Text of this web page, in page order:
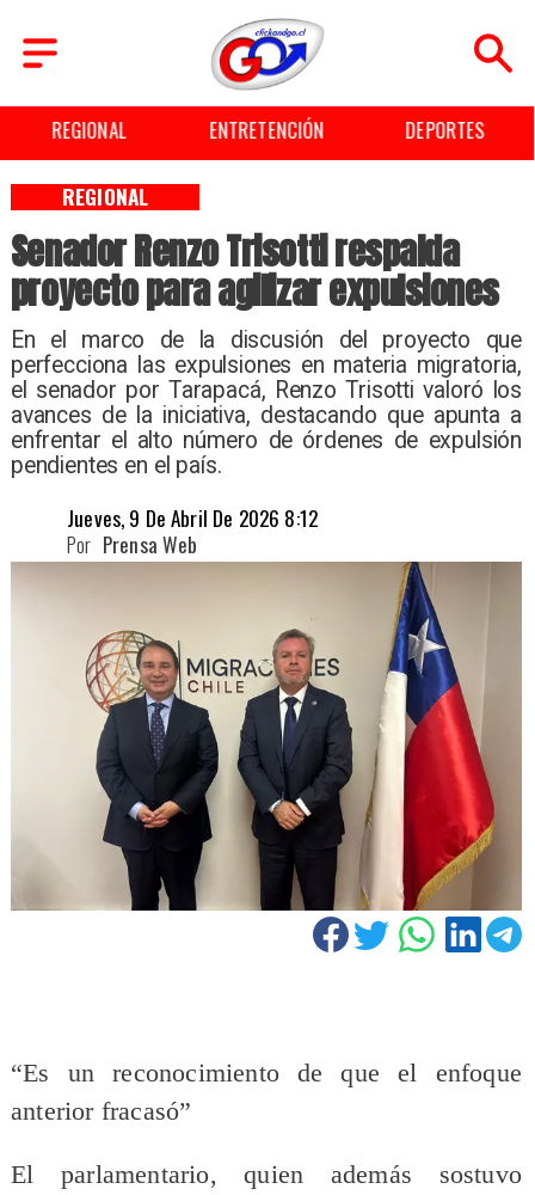
ENTRETENCIÓN DEPORTES CULTURA
Senador Renzo Trisotti respalda
proyecto para agilizar expulsiones
​En el marco de la discusión del proyecto que
perfecciona las expulsiones en materia migratoria,
el senador por Tarapacá, Renzo Trisotti valoró los
avances de la iniciativa, destacando que apunta a
enfrentar el alto número de órdenes de expulsión
pendientes en el país.
REGIONAL
Jueves, 9 De Abril De 2026 8:12
Prensa Web
Por
“Es un reconocimiento de que el enfoque
anterior fracasó”
El parlamentario, quien además sostuvo